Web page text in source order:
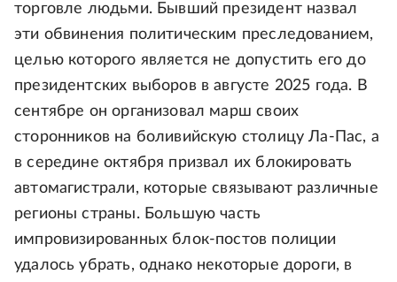
торговле людьми. Бывший президент назвал
эти обвинения политическим преследованием,
целью которого является не допустить его до
президентских выборов в августе 2025 года. В
сентябре он организовал марш своих
сторонников на боливийскую столицу Ла-Пас, а
в середине октября призвал их блокировать
автомагистрали, которые связывают различные
регионы страны. Большую часть
импровизированных блок-постов полиции
удалось убрать, однако некоторые дороги, в